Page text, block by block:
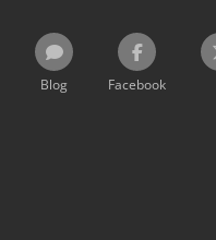
Blog Facebook